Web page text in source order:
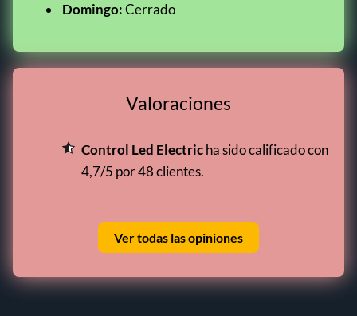
Domingo:Cerrado
Valoraciones
Control Led Electricha sido calificado con
4,7/5 por 48 clientes.
Ver todas las opiniones